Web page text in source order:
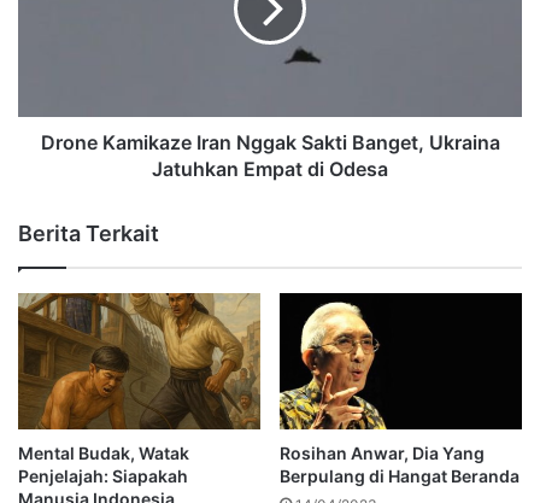
Drone Kamikaze Iran Nggak Sakti Banget, Ukraina
Jatuhkan Empat di Odesa
Berita Terkait
Mental Budak, Watak
Penjelajah: Siapakah
Rosihan Anwar, Dia Yang
Berpulang di Hangat Beranda